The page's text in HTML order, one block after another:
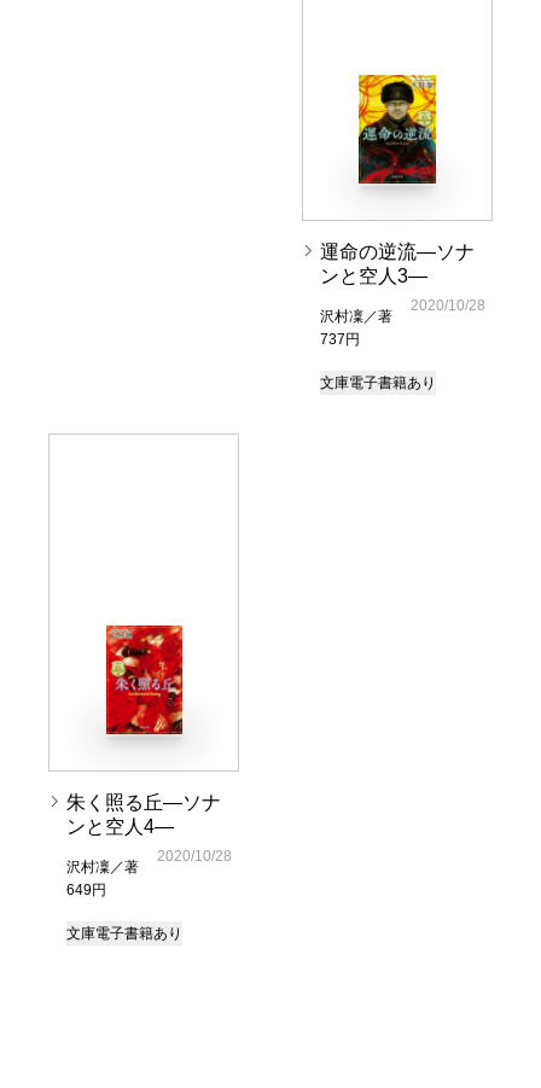
運命の逆流―ソナ
ンと空人3―
沢村凜／著
737円
2020/10/28
文庫電子書籍あり
朱く照る丘―ソナ
ンと空人4―
沢村凜／著
649円
2020/10/28
文庫電子書籍あり